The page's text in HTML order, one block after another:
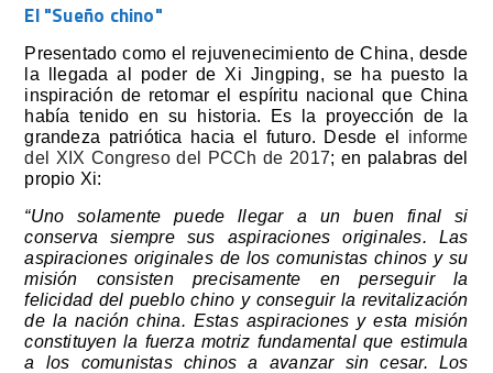
El "Sueño chino"
Presentado como el rejuvenecimiento de China, desde
la llegada al poder de Xi Jingping, se ha puesto la
inspiración de retomar el espíritu nacional que China
había tenido en su historia. Es la proyección de la
grandeza patriótica hacia el futuro. Desde el informe
del XIX Congreso del PCCh de 2017; en palabras del
propio Xi:
“Uno solamente puede llegar a un buen final si
conserva siempre sus aspiraciones originales. Las
aspiraciones originales de los comunistas chinos y su
misión consisten precisamente en perseguir la
felicidad del pueblo chino y conseguir la revitalización
de la nación china. Estas aspiraciones y esta misión
constituyen la fuerza motriz fundamental que estimula
a los comunistas chinos a avanzar sin cesar. Los